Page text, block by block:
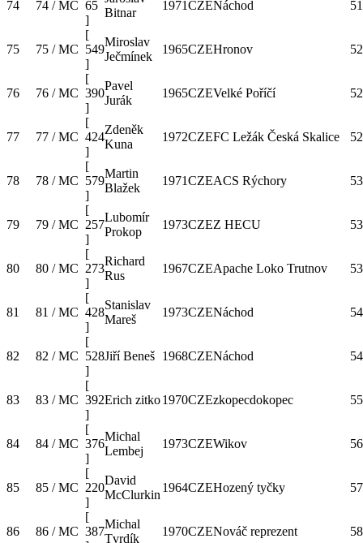
74 74 / MC 65
]
Bitnar
1971CZENáchod
75 75 / MC
[
549
]
Miroslav
Ječmínek
1965CZEHronov
76 76 / MC
[
390
]
Pavel
Jurák
1965CZEVelké Poříčí
77 77 / MC
[
424
]
Zdeněk
Kuna
1972CZEFC Ležák Česká Skalice
78 78 / MC
[
579
]
Martin
Blažek
1971CZEACS Rýchory
79 79 / MC
[
257
]
Lubomír
Prokop
1973CZEZ HECU
80 80 / MC
[
273
]
Richard
Rus
1967CZEApache Loko Trutnov
81 81 / MC
[
428
]
Stanislav
Mareš
1973CZENáchod
82 82 / MC
[
528
]
Jiří Beneš 1968CZENáchod
83 83 / MC
[
392
]
Erich zitko1970CZEzkopecdokopec
84 84 / MC
[
376
]
Michal
Lembej
1973CZEWikov
85 85 / MC
[
220
]
David
McClurkin
1964CZEHozený tyčky
86 86 / MC
[
387
Michal
Tvrdík
1970CZENováč reprezent